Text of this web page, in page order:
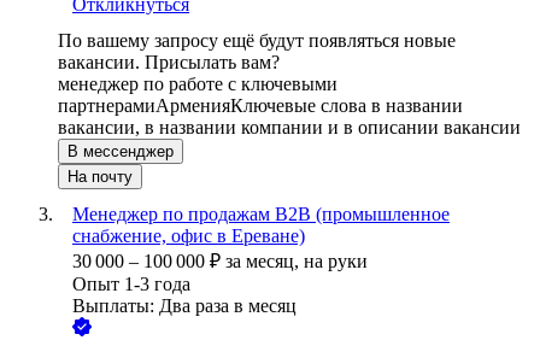
Откликнуться
По вашему запросу ещё будут появляться новые
вакансии. Присылать вам?
менеджер по работе с ключевыми
партнерамиАрменияКлючевые слова в названии
вакансии, в названии компании и в описании вакансии
В мессенджер
На почту
Менеджер по продажам B2B (промышленное
снабжение, офис в Ереване)
30 000 – 100 000 ₽ за месяц, на руки
Опыт 1-3 года
Выплаты: Два раза в месяц